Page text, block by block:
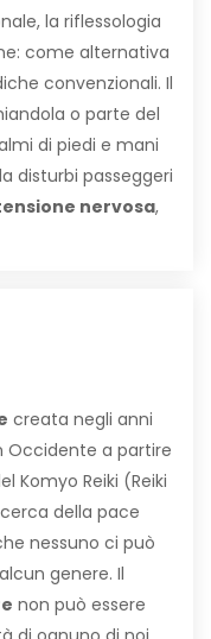
la riflessologia
come alternativa
convenzionali. Il
o parte del
di piedi e mani
disturbi passeggeri
nervosa,
creata negli anni
Occidente a partire
Komyo Reiki (Reiki
della pace
nessuno ci può
genere. Il
non può essere